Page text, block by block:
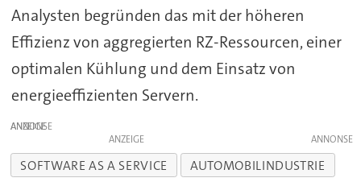
Analysten begründen das mit der höheren
Effizienz von aggregierten RZ-Ressourcen, einer
optimalen Kühlung und dem Einsatz von
energieeffizienten Servern.
ANZEIGE
ANZEIGE
SOFTWARE AS A SERVICE
AUTOMOBILINDUSTRIE